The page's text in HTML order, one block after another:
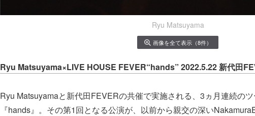
Ryu Matsuyama
画像を全て表示（8件）
Ryu Matsuyama×LIVE HOUSE FEVER“hands” 2022.5.22 新代田
Ryu Matsuyamaと新代田FEVERの共催で実施される、3ヵ月連続の
『hands』。その第1回となる公演が、以前から親交の深い